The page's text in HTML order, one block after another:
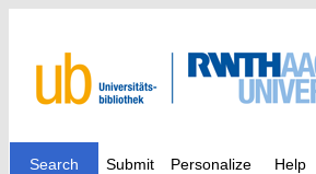
Search Submit Personalize Help